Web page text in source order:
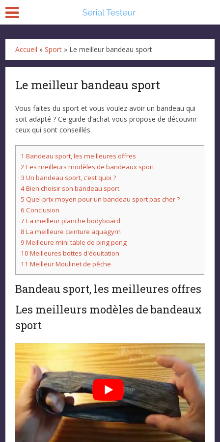
Accueil »Sport » Le meilleur bandeau sport
Le meilleur bandeau sport
Vous faites du sport et vous voulez avoir un bandeau qui
soit adapté ? Ce guide d’achat vous propose de découvrir
ceux qui sont conseillés.
1 Bandeau sport, les meilleures offres
2 Les meilleurs modèles de bandeaux sport
3 Un bandeau sport, c’est quoi ?
4Bien choisir son bandeau sport
5 Quel prix moyen pour un bandeau sport pas cher ?
6 Conclusion
7 La meilleur planche bodyboard
8 La meilleure ceinture aquagym
9 Meilleure mini table de ping pong
10 Meilleures bottes d'équitation
11 Meilleur Moulinet de pêche
Bandeau sport, les meilleures offres
Les meilleurs modèles de bandeaux
sport